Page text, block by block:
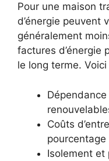
Pour une maison
d’énergie peuvent
généralement
factures d’énergie
le long terme.
Dépendance
Coûts
Isolement et